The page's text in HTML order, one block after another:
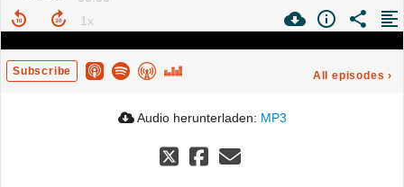
Subscribe All episodes ›
Audio herunterladen: MP3